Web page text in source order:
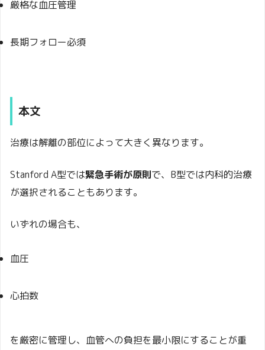
厳格な血圧管理
長期フォロー必須
本文
治療は解離の部位によって大きく異なります。
Stanford A型では緊急手術が原則で、B型では内科的治療
が選択されることもあります。
いずれの場合も、
血圧
心拍数
を厳密に管理し、血管への負担を最小限にすることが重